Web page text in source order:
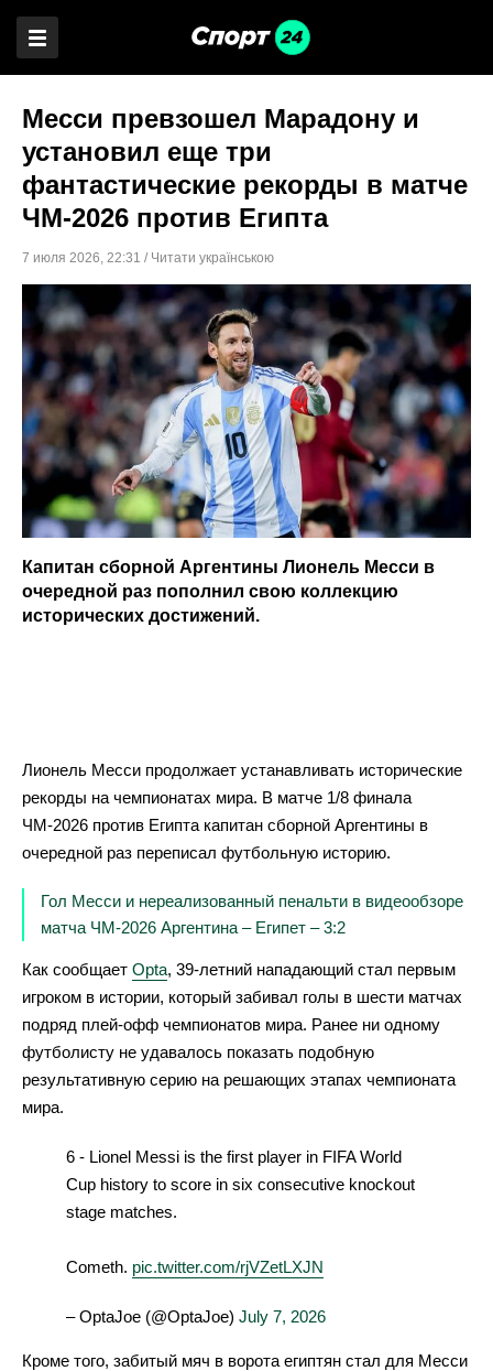
Месси превзошел Марадону и
установил еще три
фантастические рекорды в матче
ЧМ-2026 против Египта
7 июля 2026, 22:31 / Читати українською
Капитан сборной Аргентины Лионель Месси в
очередной раз пополнил свою коллекцию
исторических достижений.
Лионель Месси продолжает устанавливать исторические
рекорды на чемпионатах мира. В матче 1/8 финала
ЧМ-2026 против Египта капитан сборной Аргентины в
очередной раз переписал футбольную историю.
Гол Месси и нереализованный пенальти в видеообзоре
матча ЧМ-2026 Аргентина – Египет – 3:2
Как сообщает Opta, 39-летний нападающий стал первым
игроком в истории, который забивал голы в шести матчах
подряд плей-офф чемпионатов мира. Ранее ни одному
футболисту не удавалось показать подобную
результативную серию на решающих этапах чемпионата
мира.
6 - Lionel Messi is the first player in FIFA World
Cup history to score in six consecutive knockout
stage matches.
Cometh. pic.twitter.com/rjVZetLXJN
– OptaJoe (@OptaJoe) July 7, 2026
Кроме того, забитый мяч в ворота египтян стал для Месси